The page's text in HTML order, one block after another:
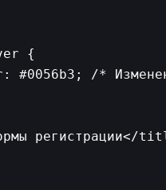
{
#0056b3; /*
регистрации</